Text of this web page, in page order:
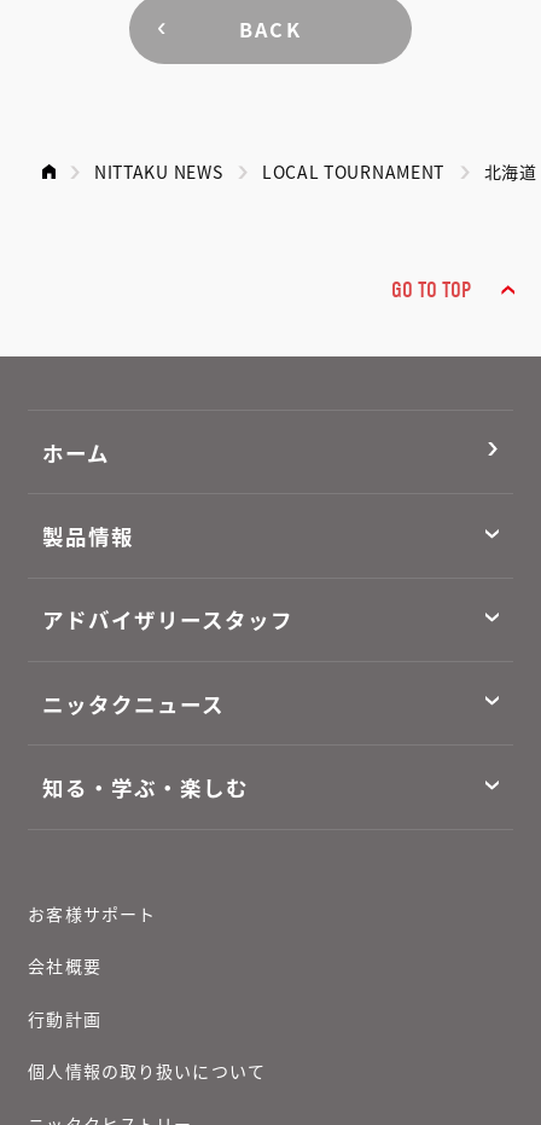
BACK
NITTAKU NEWS LOCAL TOURNAMENT 北海
GO TO TOP
ホーム
製品情報
アドバイザリースタッフ
ニッタクニュース
知る・学ぶ・楽しむ
お客様サポート
会社概要
行動計画
個人情報の取り扱いについて